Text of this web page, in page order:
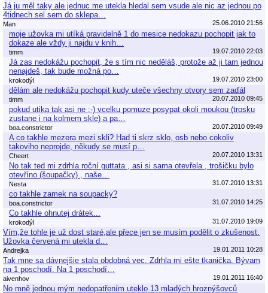
Já ju měl taky ale jednuc me utekla hledal sem vsude ale nic az jednou po
4tidnech sel sem do sklepa…
Man 25.06.2010 21:56
moje užovka mi utíká pravidelně 1 do mesice nedokazu pochopit jak to
dokaze ale vždy ji najdu v knih…
timm 19.07.2010 22:03
Já zas nedokážu pochopit, že s tím nic neděláš, protože až ji tam jednou
nenajdeš, tak bude možná po…
krokodýl 19.07.2010 23:00
dělám ale nedokážu pochopit kudy uteče všechny otvory sem zaďál
timm 20.07.2010 09:45
pokud utika tak asi ne ;-) vcelku pomuze posypat okoli moukou (trosku
zustane i na kolmem skle) a pa…
boa.constrictor 20.07.2010 09:49
A co takhle mezera mezi skli? Had ti skrz sklo, osb nebo cokoliv
takoviho neprojde, někudy se musí p…
Cheert 20.07.2010 13:31
No tak ted mi zdrhla roční guttata , asi si sama otevřela , trošičku bylo
otevříno (šoupačky) , naše…
Nesta 31.07.2010 13:31
co takhle zamek na soupacky?
boa.constrictor 31.07.2010 14:25
Co takhle ohnutej drátek...
krokodýl 31.07.2010 19:09
Vím,že tohle je už dost staré,ale přece jen se musím podělit o zkušenost.
Užovka červená mi utekla d…
Andrejka 19.01.2011 10:28
Tak mne sa dávnejšie stala obdobná vec. Zdrhla mi ešte tkanička. Bývam
na 1 poschodí. Na 1 poschodí…
aivenhov 19.01.2011 16:40
No mně jednou mým nedopatřením uteklo 13 mladých hroznýšovců